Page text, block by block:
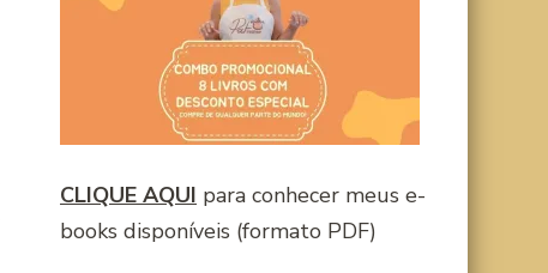
CLIQUE AQUI para conhecer meus e-
books disponíveis (formato PDF)